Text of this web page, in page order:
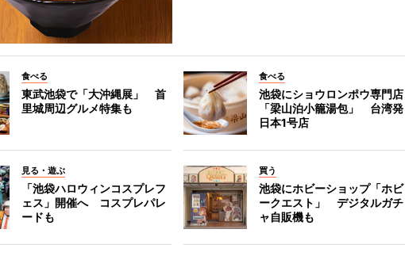
食べる
東武池袋で「大沖縄展」 首
里城周辺グルメ特集も
食べる
池袋にショウロンポウ専門店
「梁山泊小籠湯包」 台湾発
日本1号店
見る・遊ぶ
「池袋ハロウィンコスプレフ
ェス」開催へ コスプレパレ
ードも
買う
池袋にホビーショップ「ホビ
ークエスト」 デジタルガチ
ャ自販機も